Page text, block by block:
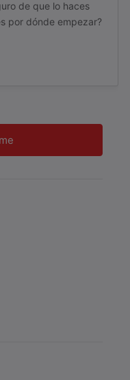
de que lo haces
por dónde empezar?